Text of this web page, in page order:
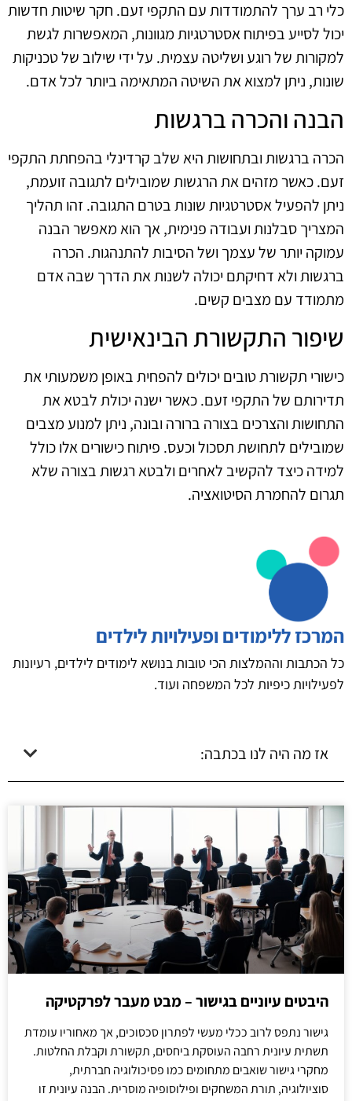
כלי רב ערך להתמודדות עם התקפי זעם. חקר שיטות חדשות
יכול לסייע בפיתוח אסטרטגיות מגוונות, המאפשרות לגשת
למקורות של רוגע ושליטה עצמית. על ידי שילוב של טכניקות
שונות, ניתן למצוא את השיטה המתאימה ביותר לכל אדם.
הבנה והכרה ברגשות
הכרה ברגשות ובתחושות היא שלב קרדינלי בהפחתת התקפי
זעם. כאשר מזהים את הרגשות שמובילים לתגובה זועמת,
ניתן להפעיל אסטרטגיות שונות בטרם התגובה. זהו תהליך
המצריך סבלנות ועבודה פנימית, אך הוא מאפשר הבנה
עמוקה יותר של עצמך ושל הסיבות להתנהגות. הכרה
ברגשות ולא דחיקתם יכולה לשנות את הדרך שבה אדם
מתמודד עם מצבים קשים.
שיפור התקשורת הבינאישית
כישורי תקשורת טובים יכולים להפחית באופן משמעותי את
תדירותם של התקפי זעם. כאשר ישנה יכולת לבטא את
התחושות והצרכים בצורה ברורה ובונה, ניתן למנוע מצבים
שמובילים לתחושת תסכול וכעס. פיתוח כישורים אלו כולל
למידה כיצד להקשיב לאחרים ולבטא רגשות בצורה שלא
תגרום להחמרת הסיטואציה.
המרכז ללימודים ופעילויות לילדים
כל הכתבות וההמלצות הכי טובות בנושא לימודים לילדים, רעיונות
לפעילויות כיפיות לכל המשפחה ועוד.
אז מה היה לנו בכתבה:
היבטים עיוניים בגישור – מבט מעבר לפרקטיקה
גישור נתפס לרוב ככלי מעשי לפתרון סכסוכים, אך מאחוריו עומדת
תשתית עיונית רחבה העוסקת ביחסים, תקשורת וקבלת החלטות.
מחקרי גישור שואבים מתחומים כמו פסיכולוגיה חברתית,
סוציולוגיה, תורת המשחקים ופילוסופיה מוסרית. הבנה עיונית זו